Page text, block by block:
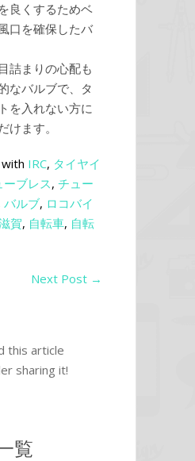
良くするためベ
口を確保したバ
詰まりの心配も
なバルブで、タ
を入れない方に
けます。
IRC, タイヤイ
ーブレス, チュー
バルブ, ロコバイ
賀, 自転車, 自転
Next Post →
this article
sharing it!
覧